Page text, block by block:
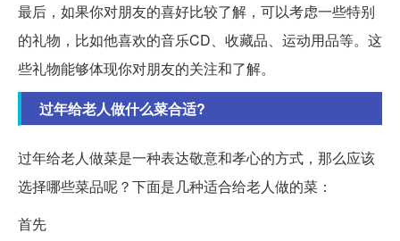
最后，如果你对朋友的喜好比较了解，可以考虑一些特别
的礼物，比如他喜欢的音乐CD、收藏品、运动用品等。这
些礼物能够体现你对朋友的关注和了解。
过年给老人做什么菜合适?
过年给老人做菜是一种表达敬意和孝心的方式，那么应该
选择哪些菜品呢？下面是几种适合给老人做的菜：
首先